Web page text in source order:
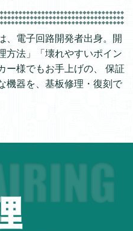
、電子回路開発者出身。開
方法」「壊れやすいポイン
ー様でもお手上げの、 保証
機器を、基板修理・復刻で